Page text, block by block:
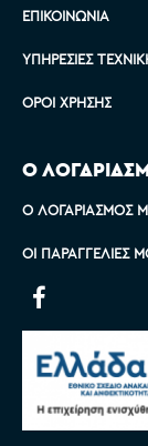
ΕΠΙΚΟΙΝΩΝΊΑ
ΥΠΗΡΕΣΊΕΣ
ΌΡΟΙ ΧΡΉΣΗΣ
Ο
Ο ΛΟΓΑΡΙΑΣΜΌΣ
ΟΙ ΠΑΡΑΓΓΕΛΊΕΣ